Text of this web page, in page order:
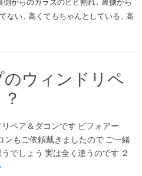
側からのガラスのヒビ割れ, 裏側から
ない, 高くてもちゃんとしている , 高
のウィンドリペ
リペア＆ダコンです ビフォアー
ご依頼戴きましたので ご一緒
でしょう 実は全く違うのです ２